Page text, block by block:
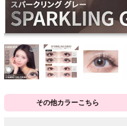
その他カラーこちら